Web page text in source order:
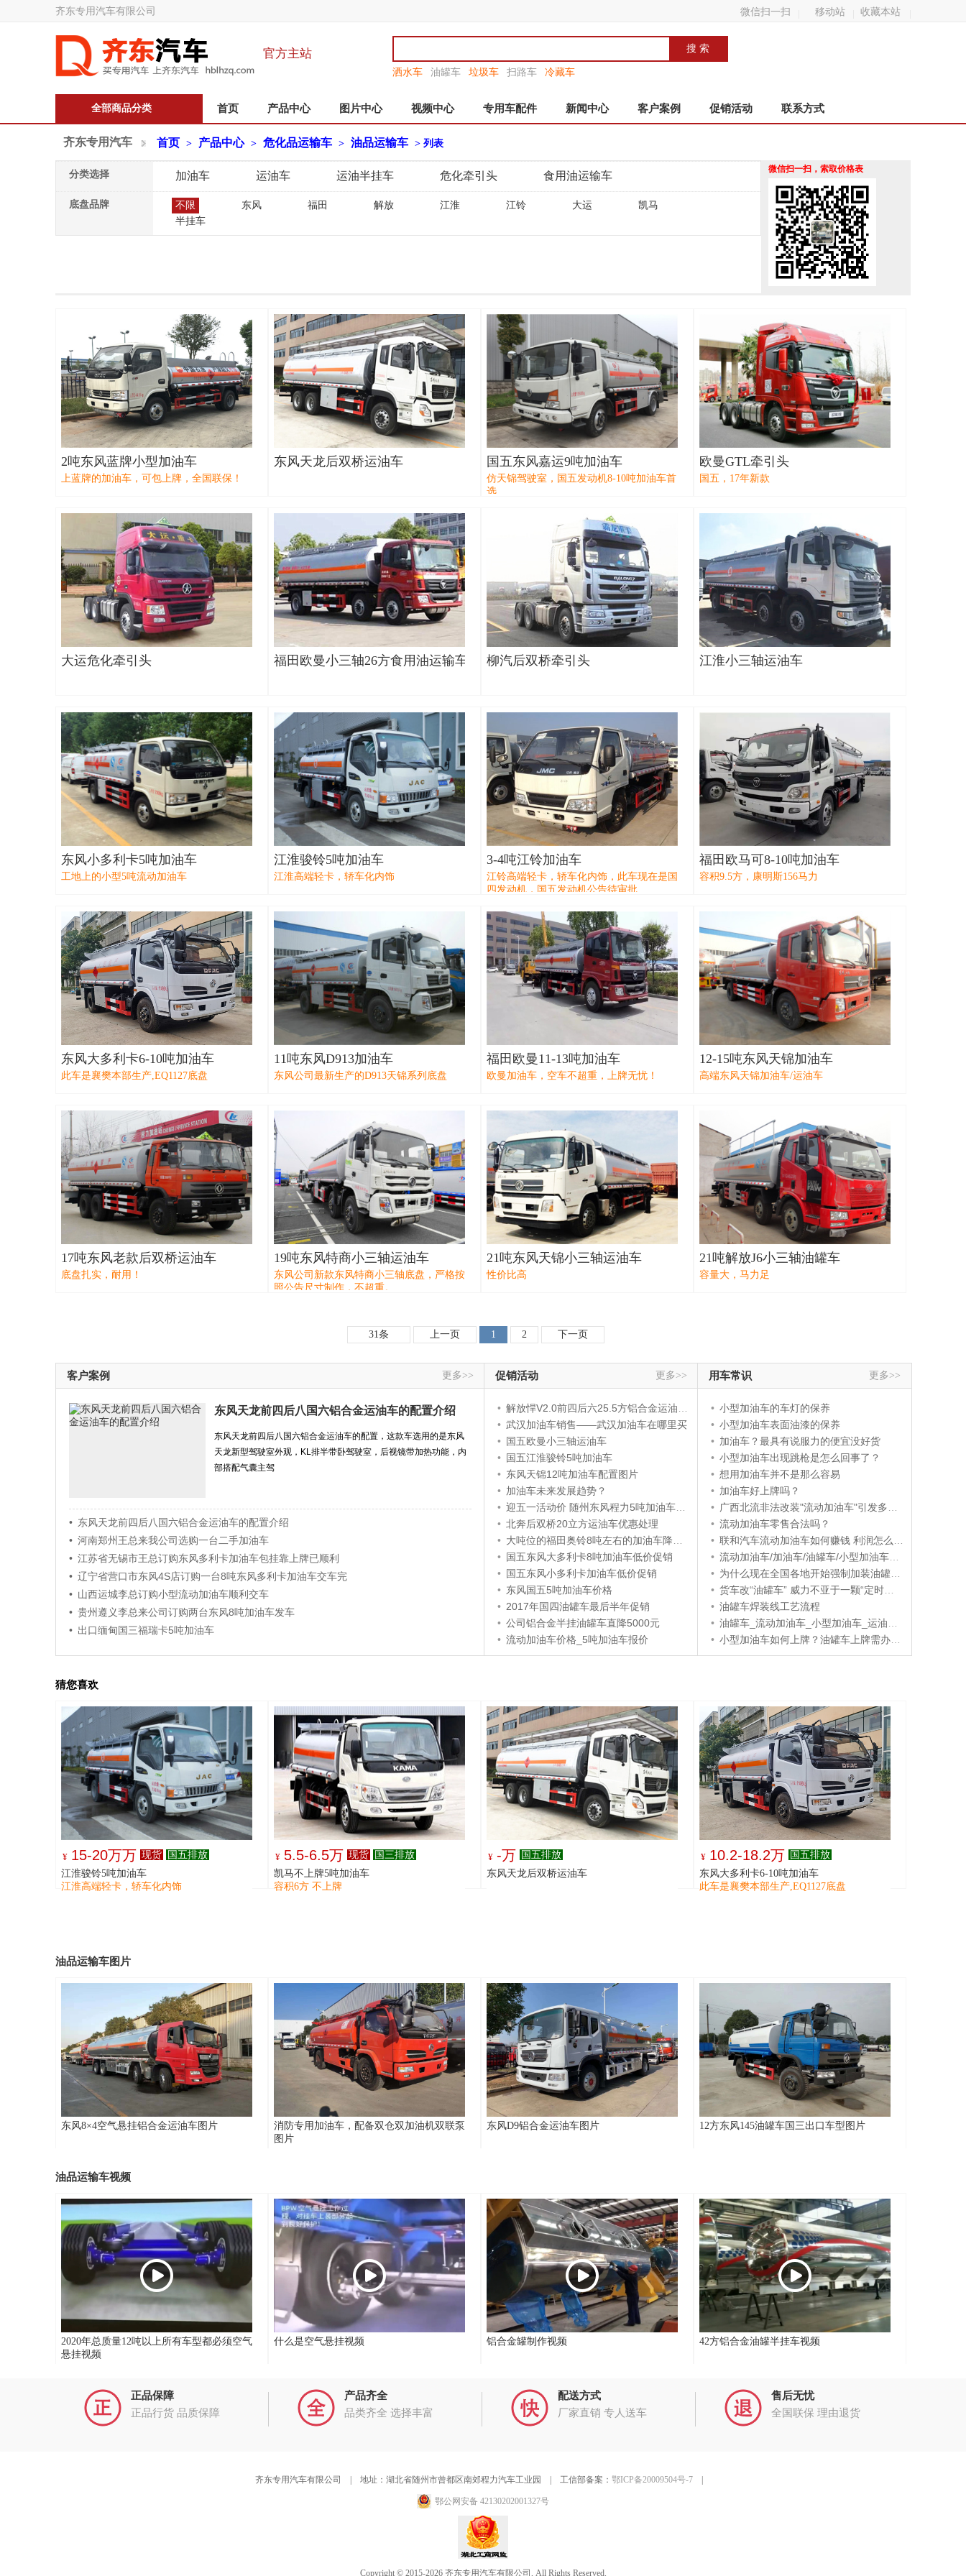
齐东专用汽车有限公司 微信扫一扫 移动站 收藏本站
官方主站
洒水车 油罐车 垃圾车 扫路车 冷藏车
全部商品分类 首页 产品中心 图片中心 视频中心 专用车配件 新闻中心 客户案例 促销活动 联系方式
齐东专用汽车 首页 > 产品中心 > 危化品运输车 > 油品运输车 > 列表
分类选择 加油车 运油车 运油半挂车 危化牵引头 食用油运输车
底盘品牌 不限 东风 福田 解放 江淮 江铃 大运
凯马
半挂车
微信扫一扫，索取价格表
2吨东风蓝牌小型加油车
上蓝牌的加油车，可包上牌，全国联保！
东风天龙后双桥运油车 国五东风嘉运9吨加油车
仿天锦驾驶室，国五发动机8-10吨加油车首
选
欧曼GTL牵引头
国五，17年新款
大运危化牵引头 福田欧曼小三轴26方食用油运输车 柳汽后双桥牵引头 江淮小三轴运油车
东风小多利卡5吨加油车
工地上的小型5吨流动加油车
江淮骏铃5吨加油车
江淮高端轻卡，轿车化内饰
3-4吨江铃加油车
江铃高端轻卡，轿车化内饰，此车现在是国
四发动机，国五发动机公告待审批
福田欧马可8-10吨加油车
容积9.5方，康明斯156马力
东风大多利卡6-10吨加油车
此车是襄樊本部生产,EQ1127底盘
11吨东风D913加油车
东风公司最新生产的D913天锦系列底盘
福田欧曼11-13吨加油车
欧曼加油车，空车不超重，上牌无忧！
12-15吨东风天锦加油车
高端东风天锦加油车/运油车
17吨东风老款后双桥运油车
底盘扎实，耐用！
19吨东风特商小三轴运油车
东风公司新款东风特商小三轴底盘，严格按
照公告尺寸制作，不超重。
21吨东风天锦小三轴运油车
性价比高
21吨解放J6小三轴油罐车
容量大，马力足
31条 上一页 1 2 下一页
客户案例 更多>>
东风天龙前四后八国六铝合金运油车的配置介绍
东风天龙前四后八国六铝合金运油车的配置，这款车选用的是东风
天龙新型驾驶室外观，KL排半带卧驾驶室，后视镜带加热功能，内
部搭配气囊主驾
• 东风天龙前四后八国六铝合金运油车的配置介绍
• 河南郑州王总来我公司选购一台二手加油车
• 江苏省无锡市王总订购东风多利卡加油车包挂靠上牌已顺利
• 辽宁省营口市东风4S店订购一台8吨东风多利卡加油车交车完
• 山西运城李总订购小型流动加油车顺利交车
• 贵州遵义李总来公司订购两台东风8吨加油车发车
• 出口缅甸国三福瑞卡5吨加油车
促销活动 更多>>
• 解放悍V2.0前四后六25.5方铝合金运油车价格多少
• 武汉加油车销售——武汉加油车在哪里买
• 国五欧曼小三轴运油车
• 国五江淮骏铃5吨加油车
• 东风天锦12吨加油车配置图片
• 加油车未来发展趋势？
• 迎五一活动价 随州东风程力5吨加油车12万甩卖价格
• 北奔后双桥20立方运油车优惠处理
• 大吨位的福田奥铃8吨左右的加油车降价销售
• 国五东风大多利卡8吨加油车低价促销
• 国五东风小多利卡加油车低价促销
• 东风国五5吨加油车价格
• 2017年国四油罐车最后半年促销
• 公司铝合金半挂油罐车直降5000元
• 流动加油车价格_5吨加油车报价
用车常识 更多>>
• 小型加油车的车灯的保养
• 小型加油车表面油漆的保养
• 加油车？最具有说服力的便宜没好货
• 小型加油车出现跳枪是怎么回事了？
• 想用加油车并不是那么容易
• 加油车好上牌吗？
• 广西北流非法改装"流动加油车"引发多辆货车起火
• 流动加油车零售合法吗？
• 联和汽车流动加油车如何赚钱 利润怎么样？
• 流动加油车/加油车/油罐车/小型加油车可分期付款
• 为什么现在全国各地开始强制加装油罐车下装油/油汽回收
• 货车改“油罐车” 威力不亚于一颗“定时炸弹”
• 油罐车焊装线工艺流程
• 油罐车_流动加油车_小型加油车_运油车车间制作工艺
• 小型加油车如何上牌？油罐车上牌需办哪些手续？
猜您喜欢
¥ 15-20万万 现货
国五排放
江淮骏铃5吨加油车
江淮高端轻卡，轿车化内饰
¥ 5.5-6.5万 现货
国三排放
凯马不上牌5吨加油车
容积6方 不上牌
¥ -万 国五排放
东风天龙后双桥运油车
¥ 10.2-18.2万 国五排放
东风大多利卡6-10吨加油车
此车是襄樊本部生产,EQ1127底盘
油品运输车图片
东风8×4空气悬挂铝合金运油车图片
消防专用加油车，配备双仓双加油机双联泵
图片
东风D9铝合金运油车图片 12方东风145油罐车国三出口车型图片
油品运输车视频
2020年总质量12吨以上所有车型都必须空气
悬挂视频
什么是空气悬挂视频 铝合金罐制作视频 42方铝合金油罐半挂车视频
正品保障
正品行货 品质保障
产品齐全
品类齐全 选择丰富
配送方式
厂家直销 专人送车
售后无忧
全国联保 理由退货
齐东专用汽车有限公司 | 地址：湖北省随州市曾都区南郊程力汽车工业园 | 工信部备案： 鄂ICP备20009504号-7|
鄂公网安备 42130202001327号
Copyright © 2015-2026 齐东专用汽车有限公司, All Rights Reserved.